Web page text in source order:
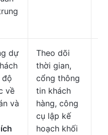
dự
độ
về
và
Theo dõi
thời gian,
cổng thông
tin khách
hàng, công
cụ lập kế
hoạch khối